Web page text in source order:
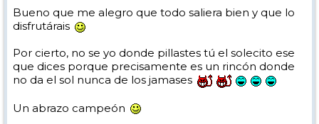
Bueno que me alegro que todo saliera bien y que lo
disfrutárais
Por cierto, no se yo donde pillastes tú el solecito ese
que dices porque precisamente es un rincón donde
no da el sol nunca de los jamases
Un abrazo campeón